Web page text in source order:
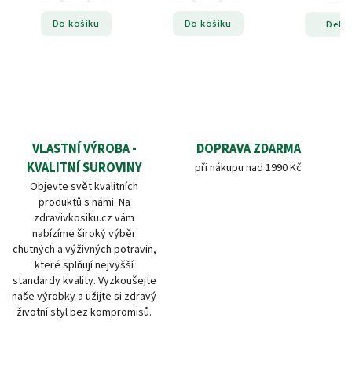
Do košíku Do košíku
VLASTNÍ VÝROBA -
KVALITNÍ SUROVINY
Objevte svět kvalitních
produktů s námi. Na
zdravivkosiku.cz vám
nabízíme široký výběr
chutných a výživných potravin,
které splňují nejvyšší
standardy kvality. Vyzkoušejte
naše výrobky a užijte si zdravý
životní styl bez kompromisů.
DOPRAVA ZDARMA
při nákupu nad 1990 Kč